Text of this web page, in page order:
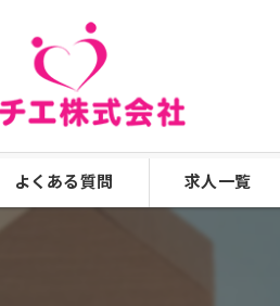
よくある質問 求人一覧